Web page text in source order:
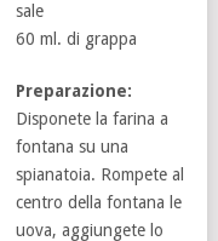
sale
60 ml. di grappa
Preparazione:
Disponete la farina a
fontana su una
spianatoia. Rompete al
centro della fontana le
uova, aggiungete lo